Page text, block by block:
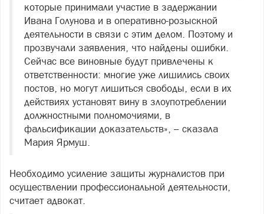
которые принимали участие в задержании
Ивана Голунова и в оперативно-розыскной
деятельности в связи с этим делом. Поэтому и
прозвучали заявления, что найдены ошибки.
Сейчас все виновные будут привлечены к
ответственности: многие уже лишились своих
постов, но могут лишиться свободы, если в их
действиях установят вину в злоупотреблении
должностными полномочиями, в
фальсификации доказательств», – сказала
Мария Ярмуш.
Необходимо усиление защиты журналистов при
осуществлении профессиональной деятельности,
считает адвокат.